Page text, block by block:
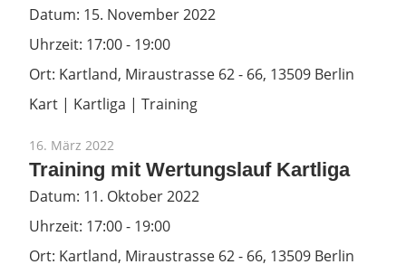
Datum: 15. November 2022
Uhrzeit: 17:00 - 19:00
Ort: Kartland, Miraustrasse 62 - 66, 13509 Berlin
Kart | Kartliga | Training
16. März 2022
Training mit Wertungslauf Kartliga
Datum: 11. Oktober 2022
Uhrzeit: 17:00 - 19:00
Ort: Kartland, Miraustrasse 62 - 66, 13509 Berlin